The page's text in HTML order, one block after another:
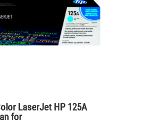
LaserJet HP 125A
for